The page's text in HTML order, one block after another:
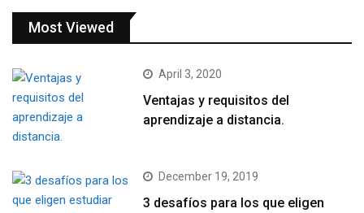
Most Viewed
April 3, 2020
Ventajas y requisitos del
aprendizaje a distancia.
December 19, 2019
3 desafíos para los que eligen